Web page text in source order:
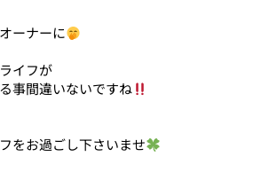
ーナーに
イフが
事間違いないですね
をお過ごし下さいませ